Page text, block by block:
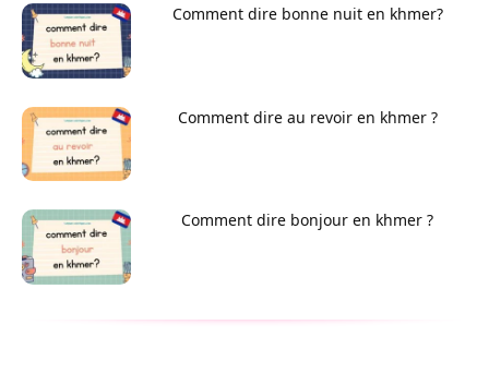
Comment dire bonne nuit en khmer?
Comment dire au revoir en khmer ?
Comment dire bonjour en khmer ?